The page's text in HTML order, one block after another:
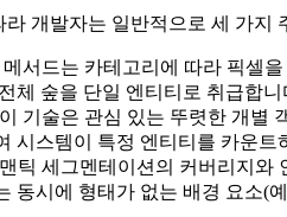
개발자는 일반적으로 세 가지
메서드는 카테고리에 따라 픽셀
체 숲을 단일 엔티티로 취급합니
이 기술은 관심 있는 뚜렷한 개별
시스템이 특정 엔티티를 카운
틱 세그멘테이션의 커버리지와
동시에 형태가 없는 배경 요소(